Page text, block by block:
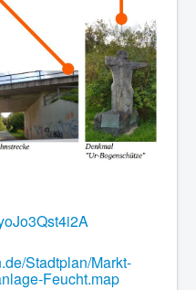
Stadtplan/Markt-
Feucht.map